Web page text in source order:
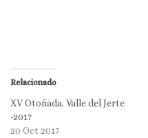
Relacionado
XV Otoñada. Valle del Jerte
-2017
20 Oct 2017